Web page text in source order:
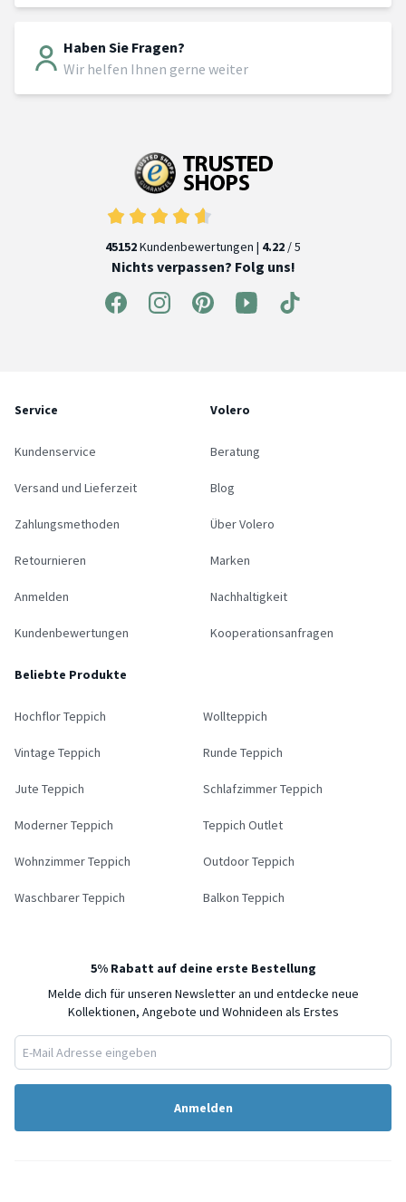
Haben Sie Fragen?
Wir helfen Ihnen gerne weiter
45152Kundenbewertungen | 4.22 / 5
Nichts verpassen? Folg uns!
Service
Kundenservice
Versand und Lieferzeit
Zahlungsmethoden
Retournieren
Anmelden
Kundenbewertungen
Volero
Beratung
Blog
Über Volero
Marken
Nachhaltigkeit
Kooperationsanfragen
Beliebte Produkte
Hochflor Teppich Wollteppich
Vintage Teppich Runde Teppich
Jute Teppich Schlafzimmer Teppich
Moderner Teppich Teppich Outlet
Wohnzimmer Teppich Outdoor Teppich
Waschbarer Teppich Balkon Teppich
5% Rabatt auf deine erste Bestellung
Melde dich für unseren Newsletter an und entdecke neue
Kollektionen, Angebote und Wohnideen als Erstes
Anmelden